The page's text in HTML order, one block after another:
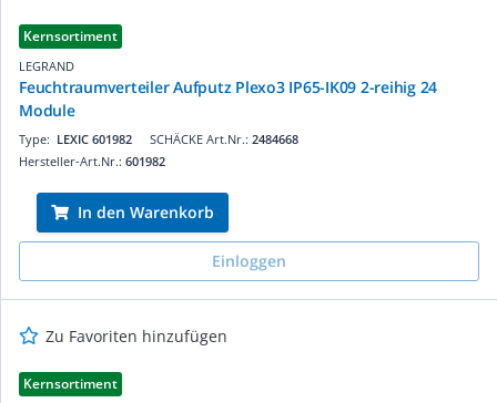
Kernsortiment
LEGRAND
Feuchtraumverteiler Aufputz Plexo3 IP65-IK09 2-reihig 24
Module
SCHÄCKE Art.Nr.: 2484668
Type: LEXIC 601982
Hersteller-Art.Nr.: 601982
In den Warenkorb
Einloggen
Zu Favoriten hinzufügen
Kernsortiment